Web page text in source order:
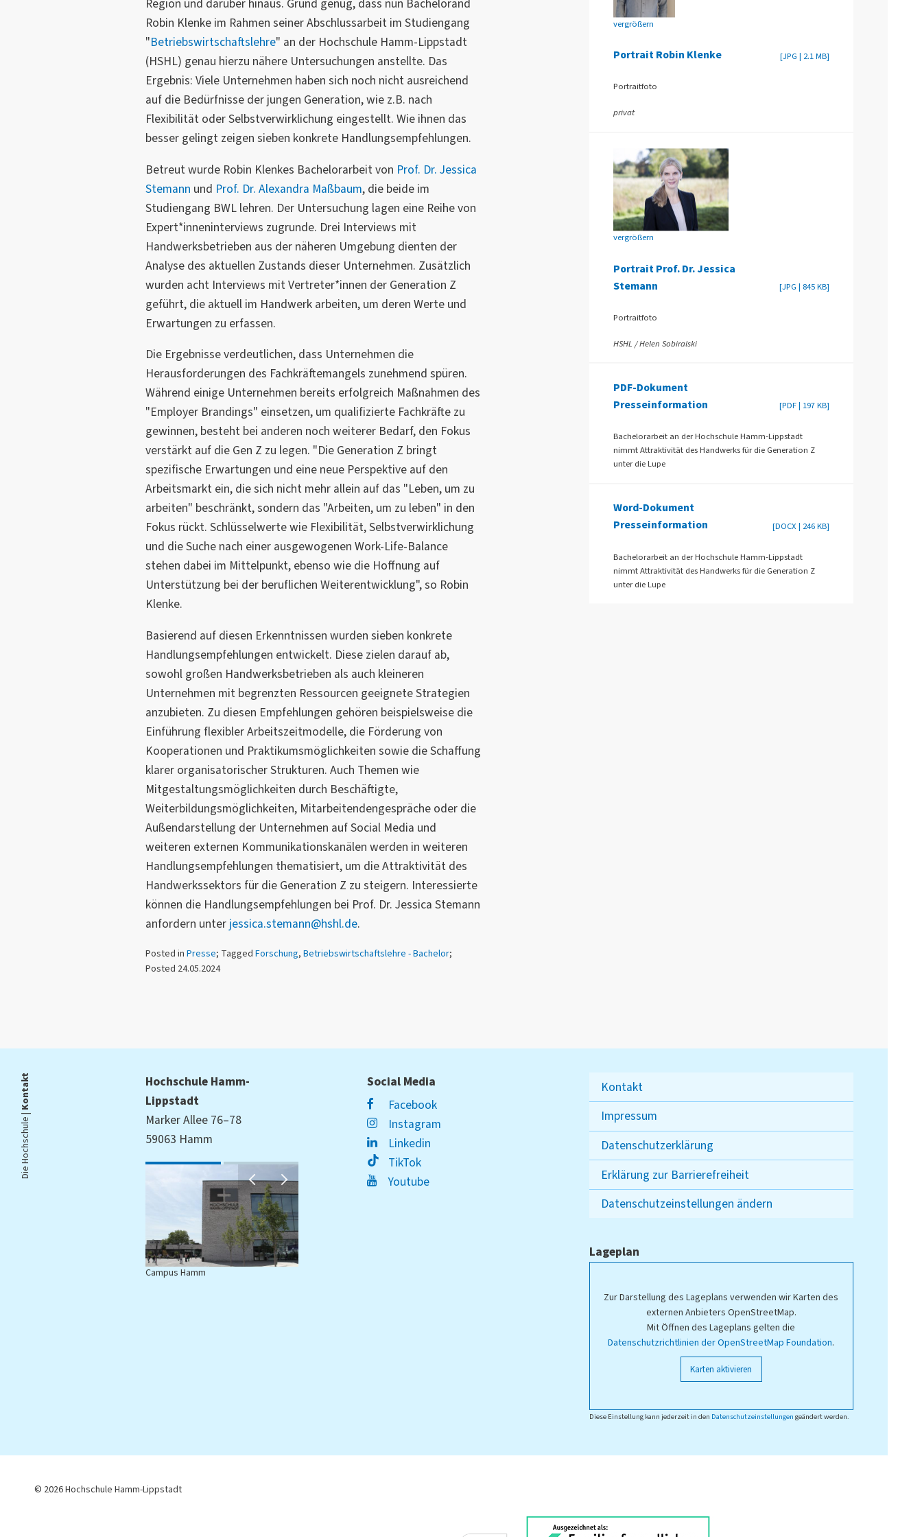
Region und darüber hinaus. Grund genug, dass nun Bachelorand
Robin Klenke im Rahmen seiner Abschlussarbeit im Studiengang
"Betriebswirtschaftslehre" an der Hochschule Hamm-Lippstadt
(HSHL) genau hierzu nähere Untersuchungen anstellte. Das
Ergebnis: Viele Unternehmen haben sich noch nicht ausreichend
auf die Bedürfnisse der jungen Generation, wie z.B. nach
Flexibilität oder Selbstverwirklichung eingestellt. Wie ihnen das
besser gelingt zeigen sieben konkrete Handlungsempfehlungen.
Betreut wurde Robin Klenkes Bachelorarbeit von Prof. Dr. Jessica
Stemann und Prof. Dr. Alexandra Maßbaum, die beide im
Studiengang BWL lehren. Der Untersuchung lagen eine Reihe von
Expert*inneninterviews zugrunde. Drei Interviews mit
Handwerksbetrieben aus der näheren Umgebung dienten der
Analyse des aktuellen Zustands dieser Unternehmen. Zusätzlich
wurden acht Interviews mit Vertreter*innen der Generation Z
geführt, die aktuell im Handwerk arbeiten, um deren Werte und
Erwartungen zu erfassen.
Die Ergebnisse verdeutlichen, dass Unternehmen die
Herausforderungen des Fachkräftemangels zunehmend spüren.
Während einige Unternehmen bereits erfolgreich Maßnahmen des
"Employer Brandings" einsetzen, um qualifizierte Fachkräfte zu
gewinnen, besteht bei anderen noch weiterer Bedarf, den Fokus
verstärkt auf die Gen Z zu legen. "Die Generation Z bringt
spezifische Erwartungen und eine neue Perspektive auf den
Arbeitsmarkt ein, die sich nicht mehr allein auf das "Leben, um zu
arbeiten" beschränkt, sondern das "Arbeiten, um zu leben" in den
Fokus rückt. Schlüsselwerte wie Flexibilität, Selbstverwirklichung
und die Suche nach einer ausgewogenen Work-Life-Balance
stehen dabei im Mittelpunkt, ebenso wie die Hoffnung auf
Unterstützung bei der beruflichen Weiterentwicklung", so Robin
Klenke.
Basierend auf diesen Erkenntnissen wurden sieben konkrete
Handlungsempfehlungen entwickelt. Diese zielen darauf ab,
sowohl großen Handwerksbetrieben als auch kleineren
Unternehmen mit begrenzten Ressourcen geeignete Strategien
anzubieten. Zu diesen Empfehlungen gehören beispielsweise die
Einführung flexibler Arbeitszeitmodelle, die Förderung von
Kooperationen und Praktikumsmöglichkeiten sowie die Schaffung
klarer organisatorischer Strukturen. Auch Themen wie
Mitgestaltungsmöglichkeiten durch Beschäftigte,
Weiterbildungsmöglichkeiten, Mitarbeitendengespräche oder die
Außendarstellung der Unternehmen auf Social Media und
weiteren externen Kommunikationskanälen werden in weiteren
Handlungsempfehlungen thematisiert, um die Attraktivität des
Handwerkssektors für die Generation Z zu steigern. Interessierte
können die Handlungsempfehlungen bei Prof. Dr. Jessica Stemann
anfordern unter jessica.stemann@hshl.de.
Posted in Presse; Tagged Forschung, Betriebswirtschaftslehre - Bachelor;
Posted 24.05.2024
vergrößern
Portrait Robin Klenke [JPG | 2.1 MB]
Portraitfoto
privat
vergrößern
Portrait Prof. Dr. Jessica
Stemann
[JPG | 845 KB]
Portraitfoto
HSHL / Helen Sobiralski
PDF-Dokument
Presseinformation
[PDF | 197 KB]
Bachelorarbeit an der Hochschule Hamm-Lippstadt
nimmt Attraktivität des Handwerks für die Generation Z
unter die Lupe
Word-Dokument
Presseinformation
[DOCX | 246 KB]
Bachelorarbeit an der Hochschule Hamm-Lippstadt
nimmt Attraktivität des Handwerks für die Generation Z
unter die Lupe
Die Hochschule |
Kontakt
Hochschule Hamm-
Lippstadt
Marker Allee 76–78
59063 Hamm
Campus Hamm
Social Media
Facebook
Instagram
Linkedin
TikTok
Youtube
Kontakt
Impressum
Datenschutzerklärung
Erklärung zur Barrierefreiheit
Datenschutzeinstellungen ändern
Lageplan
Zur Darstellung des Lageplans verwenden wir Karten des
externen Anbieters OpenStreetMap.
Mit Öffnen des Lageplans gelten die
Datenschutzrichtlinien der OpenStreetMap Foundation.
Karten aktivieren
Diese Einstellung kann jederzeit in den Datenschutzeinstellungen geändert werden.
© 2026 Hochschule Hamm-Lippstadt